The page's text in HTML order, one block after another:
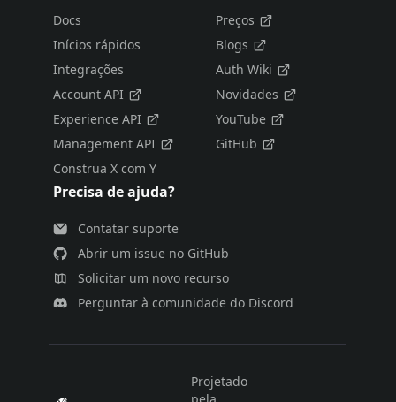
Docs
Inícios rápidos
Integrações
Account API
Experience API
Management API
Construa X com Y
Preços
Blogs
Auth Wiki
Novidades
YouTube
GitHub
Precisa de ajuda?
Contatar suporte
Abrir um issue no GitHub
Solicitar um novo recurso
Perguntar à comunidade do Discord
Projetado